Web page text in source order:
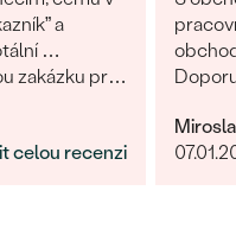
a
…
zakázku pro
celou recenzi